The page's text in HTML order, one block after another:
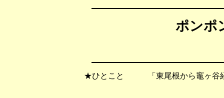
ポンポ
★ひとこと 「東尾根から竈ヶ谷経